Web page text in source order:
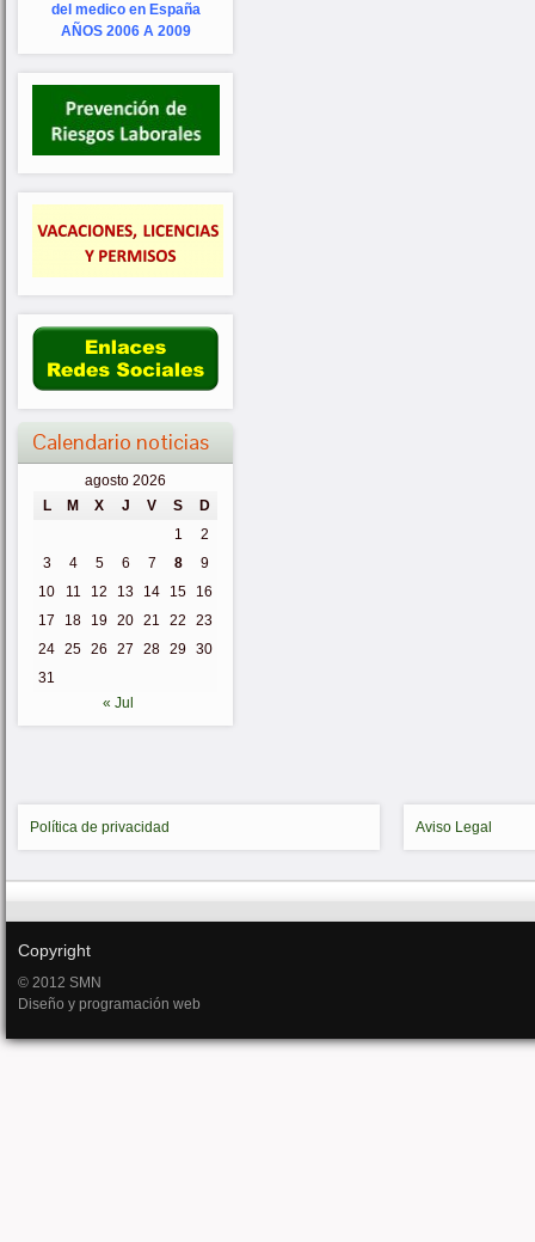
del medico en España
AÑOS 2006 A 2009
Calendario noticias
agosto 2026
L
M X J V S
D
1
2
3
4 5 6 7 8
9
10
11 12 13 14 15
16
17
18 19 20 21 22
23
24 25 26 27 28 29 30
31
« Jul
Política de privacidad Aviso Legal
Copyright
© 2012 SMN
Diseño y programación web